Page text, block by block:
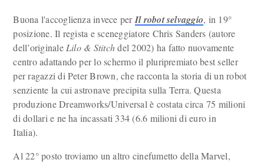
Buona l'accoglienza invece perIl robot selvaggio, in 19°
posizione. Il regista e sceneggiatore Chris Sanders (autore
dell’originale Lilo & Stitchdel 2002) ha fatto nuovamente
centro adattando per lo schermo il pluripremiato best seller
per ragazzi di Peter Brown, che racconta la storia di un robot
senziente la cui astronave precipita sulla Terra. Questa
produzione Dreamworks/Universal è costata circa 75 milioni
di dollari e ne ha incassati 334 (6.6 milioni di euro in
Italia).
Al 22° posto troviamo un altro cinefumetto della Marvel,